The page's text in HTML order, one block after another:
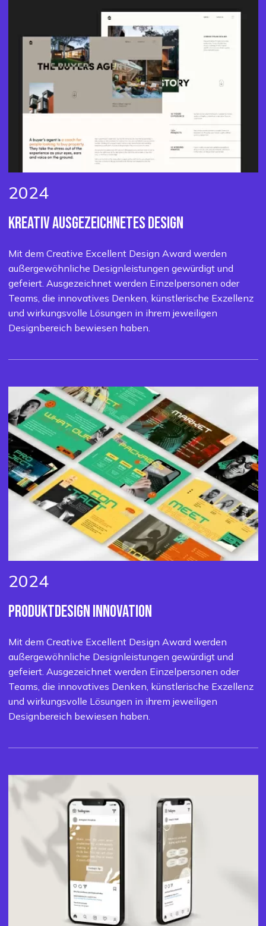
2024
KREATIVAUSGEZEICHNETES DESIGN
Mit dem Creative Excellent Design Award werden
außergewöhnliche Designleistungen gewürdigt und
gefeiert. Ausgezeichnet werden Einzelpersonen oder
Teams, die innovatives Denken, künstlerische Exzellenz
und wirkungsvolle Lösungen in ihrem jeweiligen
Designbereich bewiesen haben.
2024
PRODUKTDESIGNINNOVATION
Mit dem Creative Excellent Design Award werden
außergewöhnliche Designleistungen gewürdigt und
gefeiert. Ausgezeichnet werden Einzelpersonen oder
Teams, die innovatives Denken, künstlerische Exzellenz
und wirkungsvolle Lösungen in ihrem jeweiligen
Designbereich bewiesen haben.